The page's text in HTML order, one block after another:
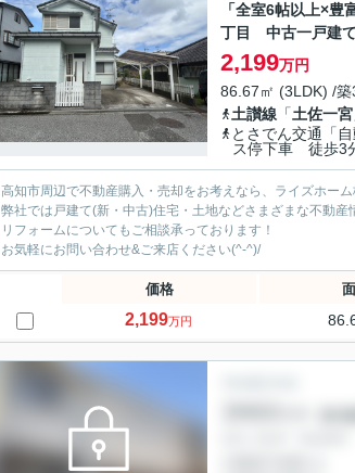
「全室6帖以上×豊
丁目 中古一戸建て
2,199万円
86.67㎡ (3LDK) /
土讃線 「土佐一宮
とさでん交通「
ス停下車 徒歩3
高知市周辺で不動産購入・売却をお考えなら、ライズホー
弊社では戸建て(新・中古)住宅・土地などさまざまな不動産
リフォームについてもご相談承っております！
お気軽にお問い合わせ&ご来店ください‍(^-^)/
価格
2,199万円